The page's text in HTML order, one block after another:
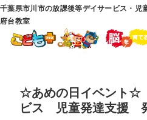
千葉県市川市の放課後等デイサービス・
府台教室
☆あめの日イベント☆
ビス 児童発達支援